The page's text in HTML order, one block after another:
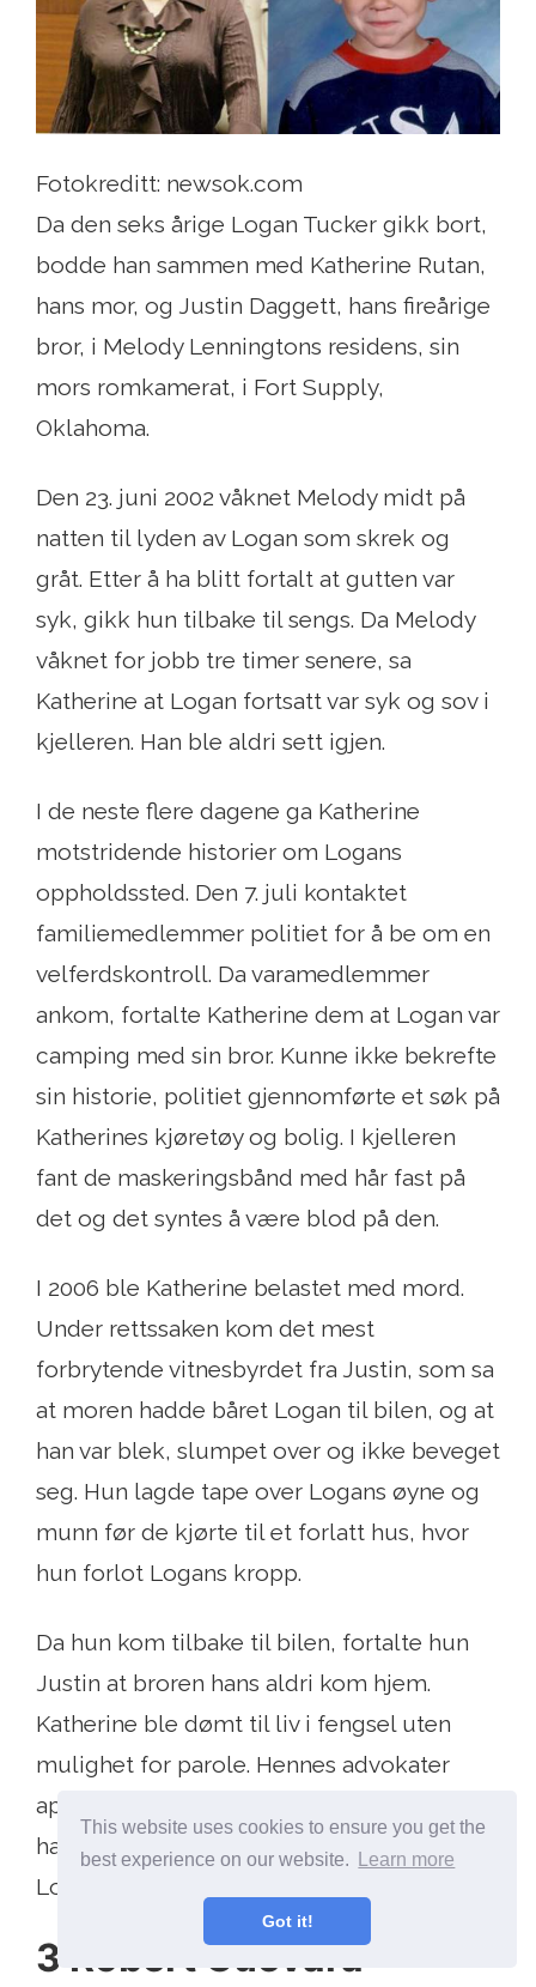
This website uses cookies to ensure you get the
best experience on our website.
Learn more
Got it!
Fotokreditt: newsok.com
Da den seks årige Logan Tucker gikk bort,
bodde han sammen med Katherine Rutan,
hans mor, og Justin Daggett, hans fireårige
bror, i Melody Lenningtons residens, sin
mors romkamerat, i Fort Supply,
Oklahoma.
Den 23. juni 2002 våknet Melody midt på
natten til lyden av Logan som skrek og
gråt. Etter å ha blitt fortalt at gutten var
syk, gikk hun tilbake til sengs. Da Melody
våknet for jobb tre timer senere, sa
Katherine at Logan fortsatt var syk og sov i
kjelleren. Han ble aldri sett igjen.
I de neste flere dagene ga Katherine
motstridende historier om Logans
oppholdssted. Den 7. juli kontaktet
familiemedlemmer politiet for å be om en
velferdskontroll. Da varamedlemmer
ankom, fortalte Katherine dem at Logan var
camping med sin bror. Kunne ikke bekrefte
sin historie, politiet gjennomførte et søk på
Katherines kjøretøy og bolig. I kjelleren
fant de maskeringsbånd med hår fast på
det og det syntes å være blod på den.
I 2006 ble Katherine belastet med mord.
Under rettssaken kom det mest
forbrytende vitnesbyrdet fra Justin, som sa
at moren hadde båret Logan til bilen, og at
han var blek, slumpet over og ikke beveget
seg. Hun lagde tape over Logans øyne og
munn før de kjørte til et forlatt hus, hvor
hun forlot Logans kropp.
Da hun kom tilbake til bilen, fortalte hun
Justin at broren hans aldri kom hjem.
Katherine ble dømt til liv i fengsel uten
mulighet for parole. Hennes advokater
appellerer dommen. Til tross for flere søk,
har ikke politi og frivillige gjenopprettet
Logans kropp.
3 Robert Guevara